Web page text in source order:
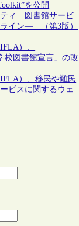
を公開
ティ―図書館サービ
イン―」（第3版）
）、
校図書館宣言」の改
）、移民や難民
ビスに関するウェ